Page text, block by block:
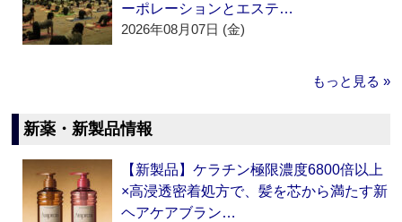
ーポレーションとエステ…
2026年08月07日 (金)
もっと見る »
新薬・新製品情報
【新製品】ケラチン極限濃度6800倍以上
×高浸透密着処方で、髪を芯から満たす新
ヘアケアブラン…